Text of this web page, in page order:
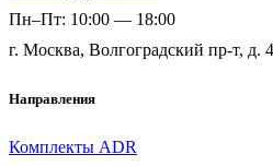
Пн–Пт: 10:00 — 18:00
г. Москва, Волгоградский пр-т, д.
Направления
Комплекты ADR